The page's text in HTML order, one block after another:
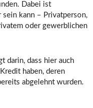
Dabei ist
kann – Privatperson,
oder gewerblichen
darin, dass hier auch
haben, deren
abgelehnt wurden.